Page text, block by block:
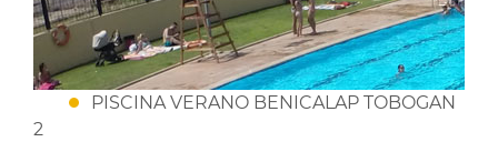
PISCINA VERANO BENICALAP TOBOGAN
2